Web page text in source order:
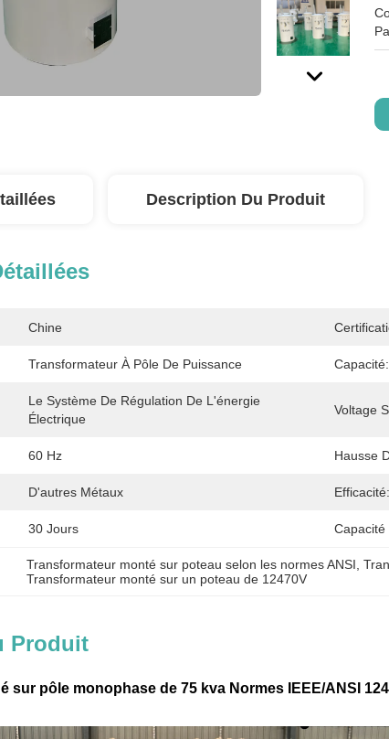
Description Du Produit
Chine
Transformateur À Pôle De Puissance Capacité:
Le Système De Régulation De L'énergie
Électrique
Voltage
60 Hz Hausse
D'autres Métaux Efficacité:
30 Jours Capacité
Transformateur monté sur poteau selon les normes ANSI ,
Transformateur monté sur un poteau de 12470V
Produit
sur pôle monophase de 75 kva Normes IEEE/ANSI